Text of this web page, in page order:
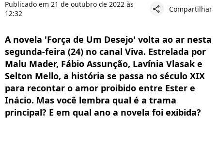
Publicado em 21 de outubro de 2022 às
12:32
share Compartilhar
A novela 'Força de Um Desejo' volta ao ar nesta
segunda-feira (24) no canal Viva. Estrelada por
Malu Mader, Fábio Assunção, Lavínia Vlasak e
Selton Mello, a história se passa no século XIX
para recontar o amor proibido entre Ester e
Inácio. Mas você lembra qual é a trama
principal? E em qual ano a novela foi exibida?